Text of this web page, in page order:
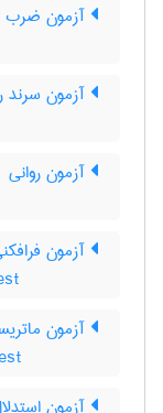
آزمون ضرب
آزمون سرند
آزمون روانی
آزمون
آزمون